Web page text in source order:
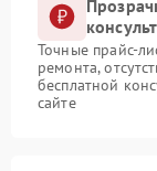
Точные прайс-
ремонта,
бесплатной
сайте